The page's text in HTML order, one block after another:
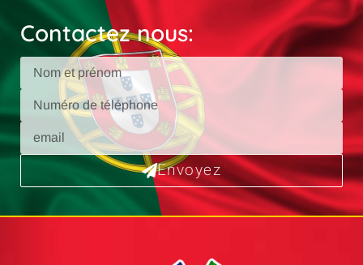
Contactez nous:
Envoyez